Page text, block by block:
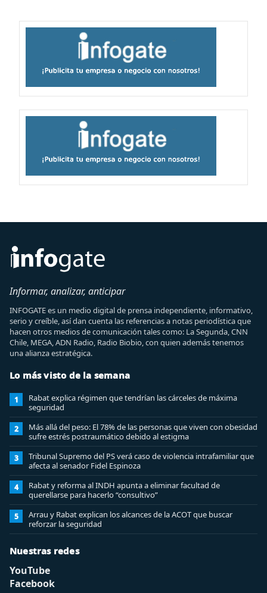
Informar, analizar, anticipar
INFOGATE es un medio digital de prensa independiente, informativo,
serio y creíble, así dan cuenta las referencias a notas periodística que
hacen otros medios de comunicación tales como: La Segunda, CNN
Chile, MEGA, ADN Radio, Radio Biobio, con quien además tenemos
una alianza estratégica.
Lo más visto de la semana
1
Rabat explica régimen que tendrían las cárceles de máxima
seguridad
2
Más allá del peso: El 78% de las personas que viven con obesidad
sufre estrés postraumático debido al estigma
3
Tribunal Supremo del PS verá caso de violencia intrafamiliar que
afecta al senador Fidel Espinoza
4
Rabat y reforma al INDH apunta a eliminar facultad de
querellarse para hacerlo “consultivo”
5
Arrau y Rabat explican los alcances de la ACOT que buscar
reforzar la seguridad
Nuestras redes
YouTube
Facebook